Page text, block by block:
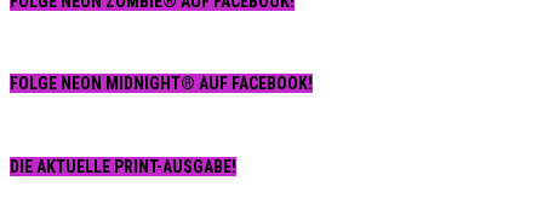
FOLGE NEON MIDNIGHT® AUF FACEBOOK!
DIE AKTUELLE PRINT-AUSGABE!